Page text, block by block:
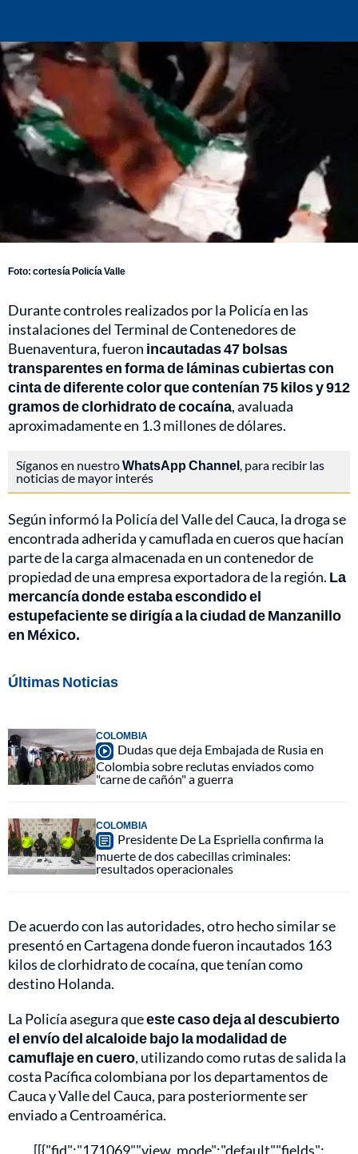
Foto: cortesía Policía Valle
Durante controles realizados por la Policía en las
instalaciones del Terminal de Contenedores de
Buenaventura, fueron incautadas 47 bolsas
transparentes en forma de láminas cubiertas con
cinta de diferente color que contenían 75 kilos y 912
gramos de clorhidrato de cocaína, avaluada
aproximadamente en 1.3 millones de dólares.
Síganos en nuestroWhatsApp Channel, para recibir las
noticias de mayor interés
Según informó la Policía del Valle del Cauca, la droga se
encontrada adherida y camuflada en cueros que hacían
parte de la carga almacenada en un contenedor de
propiedad de una empresa exportadora de la región. La
mercancía donde estaba escondido el
estupefaciente se dirigía a la ciudad de Manzanillo
en México.
Últimas Noticias
COLOMBIA
Dudas que deja Embajada de Rusia en
Colombia sobre reclutas enviados como
"carne de cañón" a guerra
COLOMBIA
Presidente De La Espriella confirma la
muerte de dos cabecillas criminales:
resultados operacionales
De acuerdo con las autoridades, otro hecho similar se
presentó en Cartagena donde fueron incautados 163
kilos de clorhidrato de cocaína, que tenían como
destino Holanda.
La Policía asegura queeste caso deja al descubierto
el envío del alcaloide bajo la modalidad de
camuflaje en cuero, utilizando como rutas de salida la
costa Pacífica colombiana por los departamentos de
Cauca y Valle del Cauca, para posteriormente ser
enviado a Centroamérica.
[[{"fid":"171069","view_mode":"default","fields":